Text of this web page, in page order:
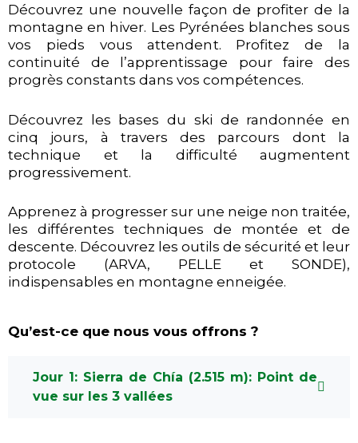
Découvrez une nouvelle façon de profiter de la
montagne en hiver. Les Pyrénées blanches sous
vos pieds vous attendent. Profitez de la
continuité de l’apprentissage pour faire des
progrès constants dans vos compétences.
Découvrez les bases du ski de randonnée en
cinq jours, à travers des parcours dont la
technique et la difficulté augmentent
progressivement.
Apprenez à progresser sur une neige non traitée,
les différentes techniques de montée et de
descente. Découvrez les outils de sécurité et leur
protocole (ARVA, PELLE et SONDE),
indispensables en montagne enneigée.
Qu’est-ce que nous vous offrons ?
Jour 1: Sierra de Chía (2.515 m): Point de
vue sur les 3 vallées